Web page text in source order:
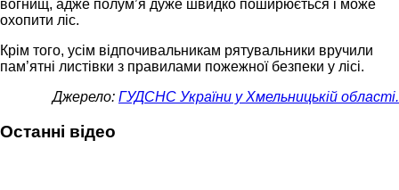
вогнищ, адже полум’я дуже швидко поширюється і може
охопити ліс.
Крім того, усім відпочивальникам рятувальники вручили
пам’ятні листівки з правилами пожежної безпеки у лісі.
Джерело: ГУДСНС України у Хмельницькій області.
Останні відео